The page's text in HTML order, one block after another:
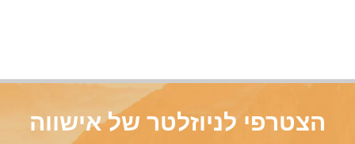
הצטרפי לניוזלטר של אישווה